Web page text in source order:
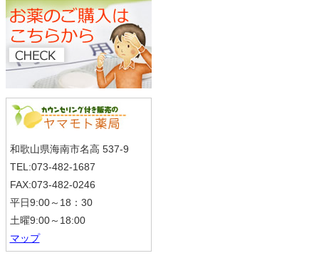
和歌山県海南市名高 537-9
TEL:073-482-1687
FAX:073-482-0246
平日9:00～18：30
土曜9:00～18:00
マップ